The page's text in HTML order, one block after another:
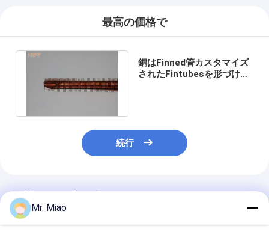
最高の価格で
銅はFinned管カスタマイズ
されたFintubesを形づける
続行
推薦されたプロダクト
Mr. Miao